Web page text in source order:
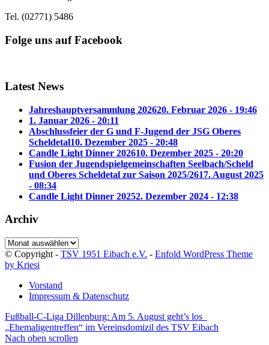
Tel. (02771) 5486
Folge uns auf Facebook
Latest News
Jahreshauptversammlung 202620. Februar 2026 - 19:46
1. Januar 2026 - 20:11
Abschlussfeier der G und F-Jugend der JSG Oberes
Scheldetal10. Dezember 2025 - 20:48
Candle Light Dinner 202610. Dezember 2025 - 20:20
Fusion der Jugendspielgemeinschaften Seelbach/Scheld
und Oberes Scheldetal zur Saison 2025/2617. August 2025
- 08:34
Candle Light Dinner 20252. Dezember 2024 - 12:38
Archiv
Archiv
© Copyright - TSV 1951 Eibach e.V. - Enfold WordPress Theme
by Kriesi
Vorstand
Impressum & Datenschutz
Fußball-C-Liga Dillenburg: Am 5. August geht’s los
„Ehemaligentreffen“ im Vereinsdomizil des TSV Eibach
Nach oben scrollen